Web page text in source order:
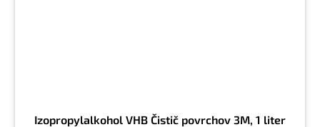
Izopropylalkohol VHB Čistič povrchov 3M, 1 liter